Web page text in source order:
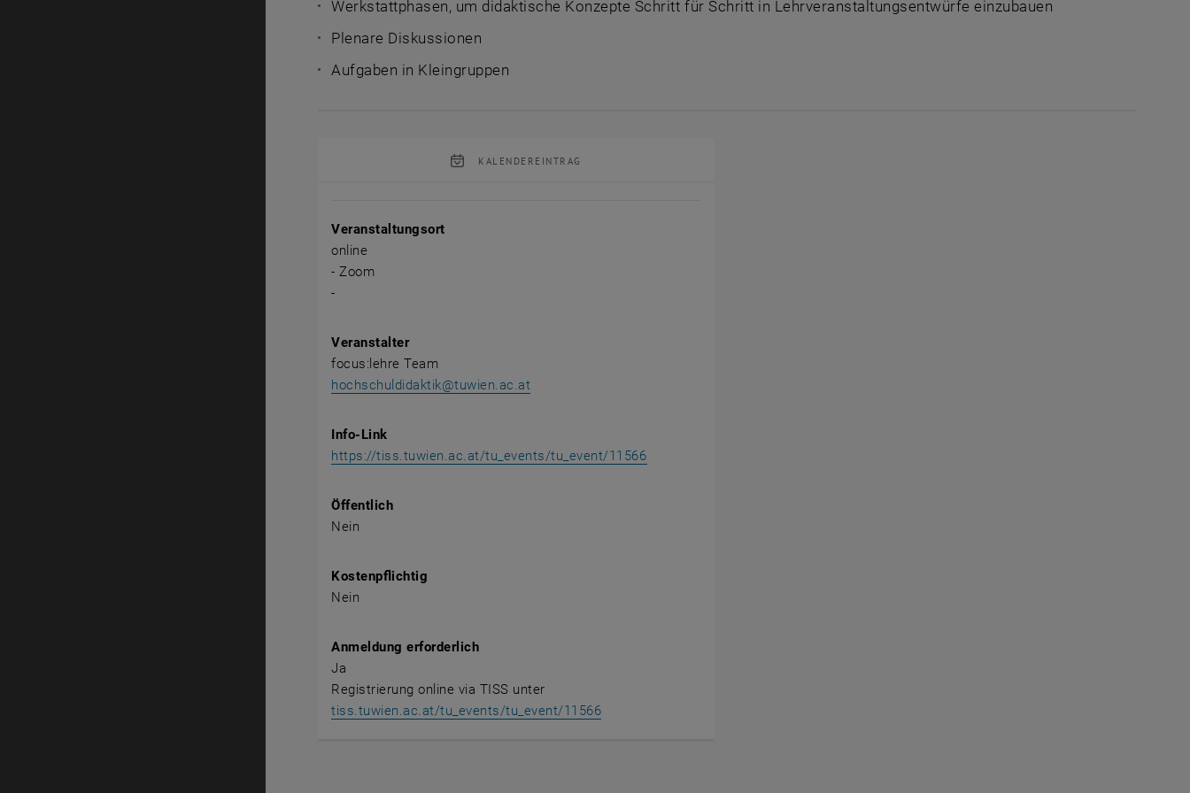
Werkstattphasen, um didaktische Konzepte Schritt für Schritt in Lehrveranstaltungsentwürfe einzubauen
Plenare Diskussionen
Aufgaben in Kleingruppen
KALENDEREINTRAG
Veranstaltungsort
online
- Zoom
-
Veranstalter
focus:lehre Team
hochschuldidaktik@tuwien.ac.at
Info-Link
https://tiss.tuwien.ac.at/tu_events/tu_event/11566
Öffentlich
Nein
Kostenpflichtig
Nein
Anmeldung erforderlich
Ja
Registrierung online via TISS unter
tiss.tuwien.ac.at/tu_events/tu_event/11566